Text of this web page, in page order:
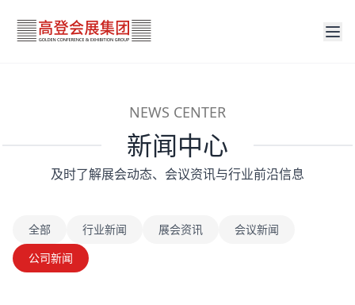
NEWS CENTER
新闻中心
及时了解展会动态、会议资讯与行业前沿信息
全部 行业新闻 展会资讯
会议新闻
公司新闻